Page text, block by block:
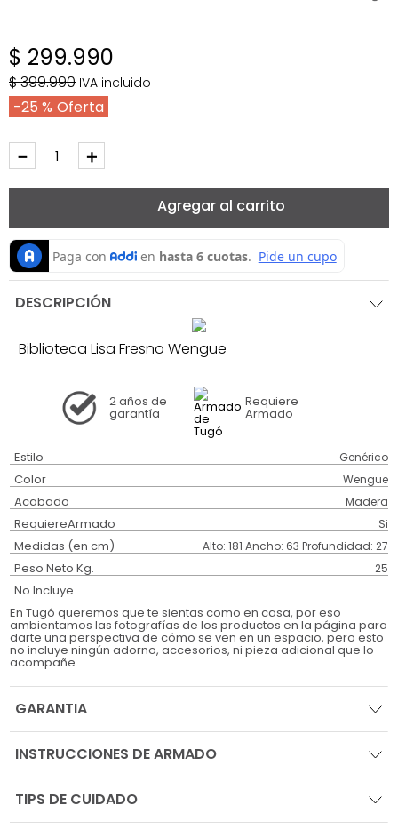
$ 299.990
$399.990 IVA incluido
25 %
＋
－
Agregar al carrito
DESCRIPCIÓN
Biblioteca Lisa Fresno Wengue
2 años de
garantía
Requiere
Armado
Estilo Genérico
Color Wengue
Acabado Madera
RequiereArmado Si
Medidas (en cm) Alto: 181 Ancho: 63 Profundidad: 27
Peso Neto Kg. 25
No Incluye
En Tugó queremos que te sientas como en casa, por eso
ambientamos las fotografías de los productos en la página para
darte una perspectiva de cómo se ven en un espacio, pero esto
no incluye ningún adorno, accesorios, ni pieza adicional que lo
acompañe.
GARANTIA
INSTRUCCIONES DE ARMADO
TIPS DE CUIDADO